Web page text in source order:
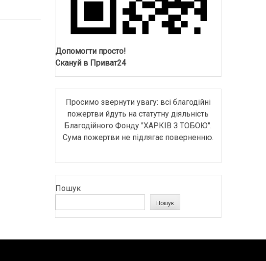
Допомогти просто!
Скануй в Приват24
Просимо звернути увагу: всі благодійні
пожертви йдуть на статутну діяльність
Благодійного Фонду "ХАРКІВ З ТОБОЮ".
Сума пожертви не підлягає поверненню.
Пошук
Пошук